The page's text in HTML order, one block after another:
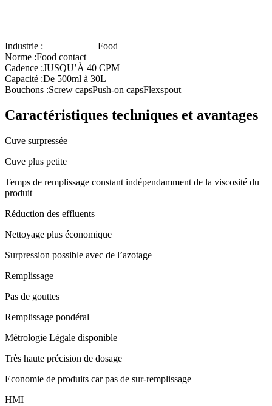
Industrie :
Food
Norme :Food contact
Cadence :JUSQU’À 40 CPM
Capacité :De 500ml à 30L
Bouchons :Screw capsPush-on capsFlexspout
Caractéristiques techniques et avantages
Cuve surpressée
Cuve plus petite
Temps de remplissage constant indépendamment de la viscosité du
produit
Réduction des effluents
Nettoyage plus économique
Surpression possible avec de l’azotage
Remplissage
Pas de gouttes
Remplissage pondéral
Métrologie Légale disponible
Très haute précision de dosage
Economie de produits car pas de sur-remplissage
HMI